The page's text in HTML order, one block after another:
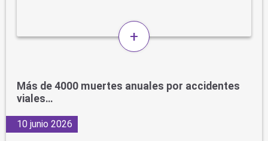
+
Más de 4000 muertes anuales por accidentes
viales…
10 junio 2026